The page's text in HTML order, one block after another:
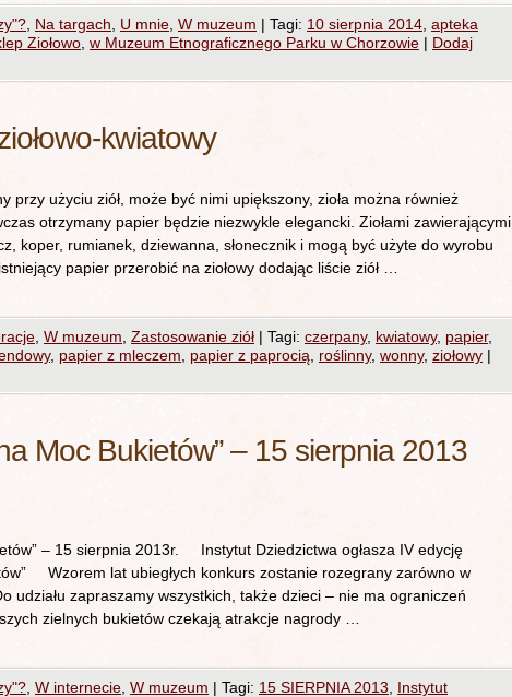
Na targach U mnie W muzeum | Tagi: 10 sierpnia 2014 apteka
Ziołowo w Muzeum Etnograficznego Parku w Chorzowie | Dodaj
kwiatowy
przy użyciu ziół, może być nimi upiększony, zioła można również
otrzymany papier będzie niezwykle elegancki. Ziołami zawierającymi
koper, rumianek, dziewanna, słonecznik i mogą być użyte do wyrobu
papier przerobić na ziołowy dodając liście ziół …
W muzeum Zastosowanie ziół | Tagi: czerpany, kwiatowy, papier,
, papier z mleczem papier z paprocią roślinny, wonny, ziołowy |
Moc Bukietów” – 15 sierpnia 2013
– 15 sierpnia 2013r. Instytut Dziedzictwa ogłasza IV edycję
Wzorem lat ubiegłych konkurs zostanie rozegrany zarówno w
udziału zapraszamy wszystkich, także dzieci – nie ma ograniczeń
zielnych bukietów czekają atrakcje nagrody …
W internecie W muzeum | Tagi: 15 SIERPNIA 2013
Instytut